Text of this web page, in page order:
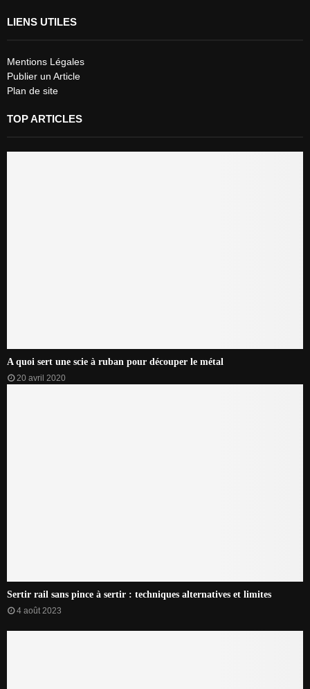
LIENS UTILES
Mentions Légales
Publier un Article
Plan de site
TOP ARTICLES
A quoi sert une scie à ruban pour découper le métal
20 avril 2020
Sertir rail sans pince à sertir : techniques alternatives et limites
4 août 2023